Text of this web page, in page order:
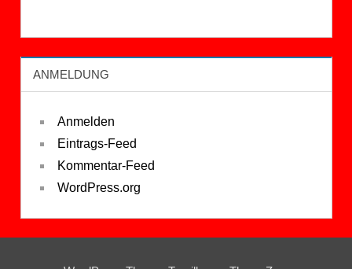
ANMELDUNG
Anmelden
Eintrags-Feed
Kommentar-Feed
WordPress.org